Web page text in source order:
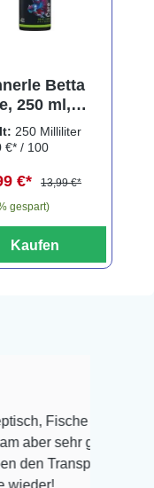
Betta
250 ml,
250 Milliliter
€* / 100
€*
13,99 €*
gespart)
Kaufen
online zu bestellen!
gut verpackt an und
überlebt! Vielen